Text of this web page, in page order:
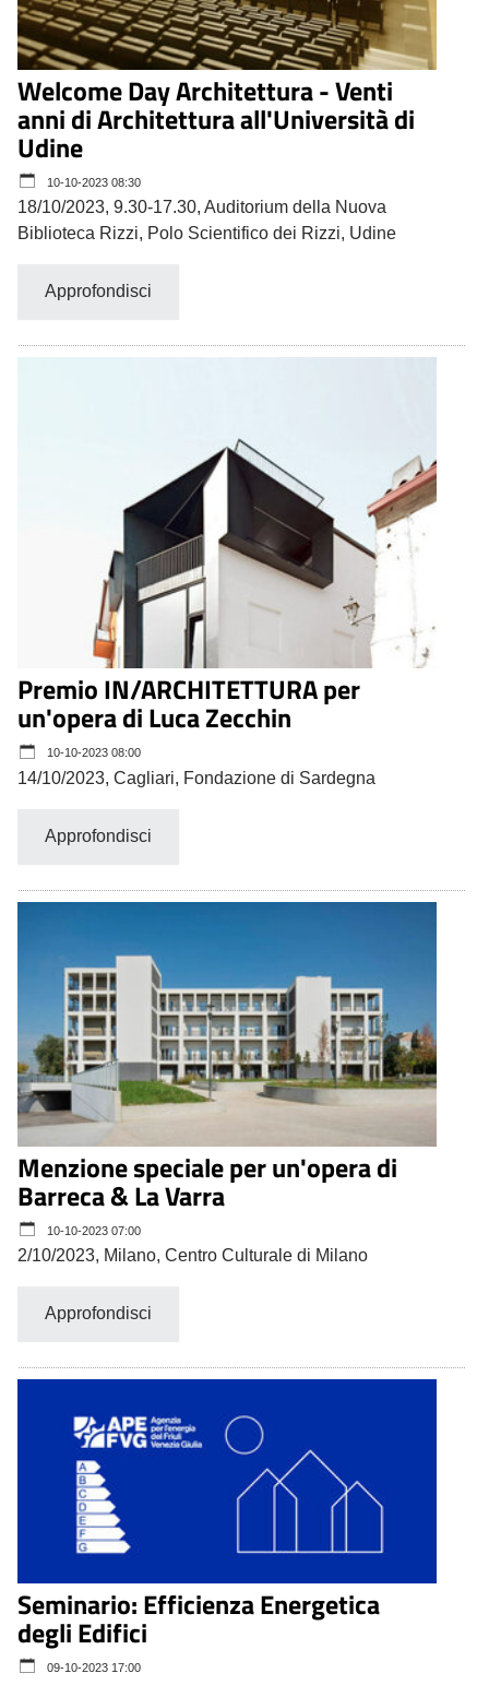
Welcome Day Architettura - Venti
anni di Architettura all'Università di
Udine
10-10-2023 08:30
18/10/2023, 9.30-17.30, Auditorium della Nuova
Biblioteca Rizzi, Polo Scientifico dei Rizzi, Udine
Approfondisci
Premio IN/ARCHITETTURA per
un'opera di Luca Zecchin
10-10-2023 08:00
14/10/2023, Cagliari, Fondazione di Sardegna
Approfondisci
Menzione speciale per un'opera di
Barreca & La Varra
10-10-2023 07:00
2/10/2023, Milano, Centro Culturale di Milano
Approfondisci
Seminario: Efficienza Energetica
degli Edifici
09-10-2023 17:00